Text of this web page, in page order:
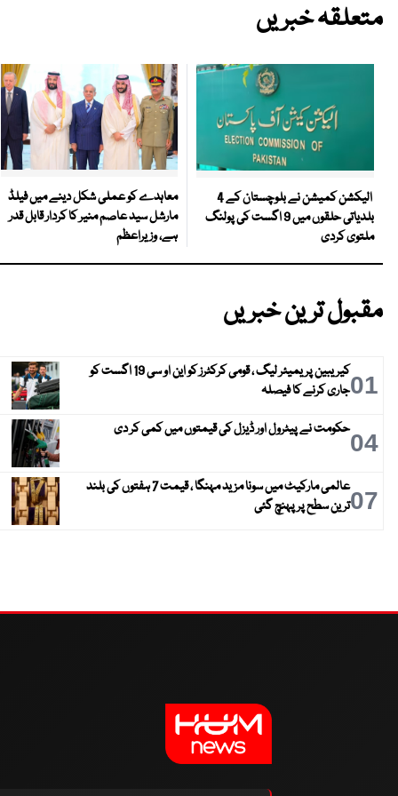
متعلقہ خبریں
الیکشن کمیشن نے بلوچستان کے 4
بلدیاتی حلقوں میں 9 اگست کی پولنگ
ملتوی کردی
معاہدے کو عملی شکل دینے میں فیلڈ
مارشل سید عاصم منیر کا کردار قابل قدر
ہے، وزیراعظم
مقبول ترین خبریں
01
کیریبین پریمیئر لیگ ، قومی کرکٹرز کو این او سی 19 اگست کو
جاری کرنے کا فیصلہ
04حکومت نے پیٹرول اور ڈیزل کی قیمتوں میں کمی کر دی
07
عالمی مارکیٹ میں سونا مزید مہنگا ، قیمت 7 ہفتوں کی بلند
ترین سطح پر پہنچ گئی